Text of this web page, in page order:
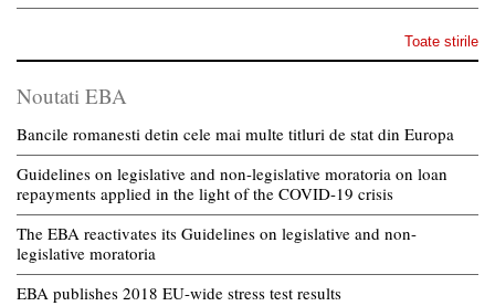
Toate stirile
Noutati EBA
Bancile romanesti detin cele mai multe titluri de stat din Europa
Guidelines on legislative and non-legislative moratoria on loan
repayments applied in the light of the COVID-19 crisis
The EBA reactivates its Guidelines on legislative and non-
legislative moratoria
EBA publishes 2018 EU-wide stress test results